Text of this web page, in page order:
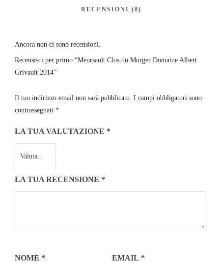
Ancora non ci sono recensioni.
Recensisci per primo “Meursault Clos du Murger Domaine Albert
Grivault 2014”
Il tuo indirizzo email non sarà pubblicato. I campi obbligatori sono
contrassegnati *
LA TUA VALUTAZIONE *
LA TUA RECENSIONE *
NOME * EMAIL *